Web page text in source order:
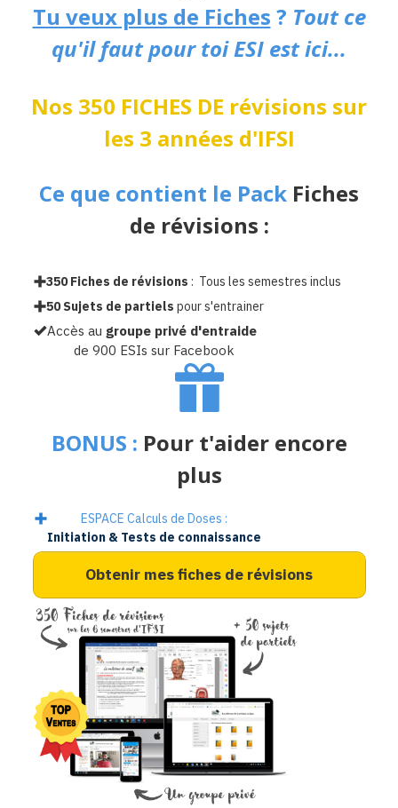
Tu veux plus de Fiches ? Tout ce
qu'il faut pour toi ESI est ici...
Nos 350 FICHES DE révisions sur
les 3 années d'IFSI
Ce que contient le Pack Fiches
de révisions :
350 Fiches de révisions : Tous les semestres inclus
50 Sujets de partiels pour s'entrainer
Accès au groupe privé d'entraide
de 900 ESIs sur Facebook
BONUS : Pour t'aider encore
plus
ESPACE Calculs de Doses :
Initiation & Tests de connaissance
Obtenir mes fiches de révisions